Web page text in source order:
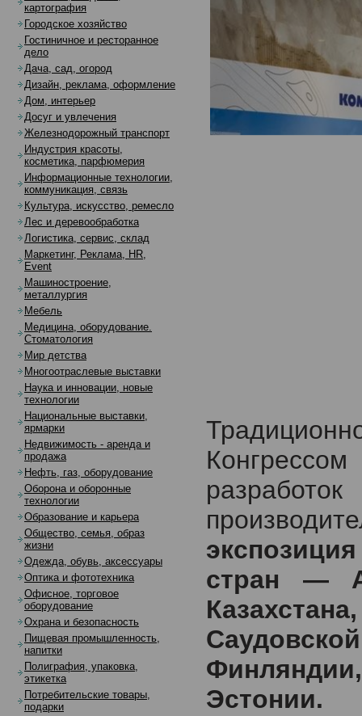
стран —
Эстонии.
картография
Городское хозяйство
Гостиничное и ресторанное
дело
Дача, сад, огород
Дизайн, реклама, оформление
Дом, интерьер
Досуг и увлечения
Железнодорожный транспорт
Индустрия красоты,
косметика, парфюмерия
Информационные технологии,
коммуникация, связь
Культура, искусство, ремесло
Лес и деревообработка
Логистика, сервис, склад
Маркетинг, Реклама, HR,
Event
Машиностроение,
металлургия
Мебель
Медицина, оборудование.
Стоматология
Мир детства
Многоотраслевые выставки
Наука и инновации, новые
технологии
Национальные выставки,
ярмарки
Недвижимость - аренда и
продажа
Нефть, газ, оборудование
Оборона и оборонные
технологии
Образование и карьера
Общество, семья, образ
жизни
Одежда, обувь, аксессуары
Оптика и фототехника
Офисное, торговое
оборудование
Охрана и безопасность
Пищевая промышленность,
напитки
Полиграфия, упаковка,
этикетка
Потребительские товары,
подарки